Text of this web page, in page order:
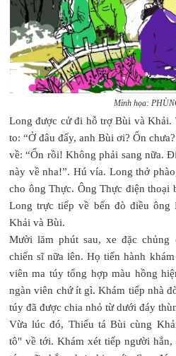
Minh họa:
Long được cử đi hỗ trợ Bùi và Khải.
to: “Ở đâu đấy, anh Bùi ơi? Ổn
về: “Ổn rồi! Không phải sang nữa.
này về nha!”. Hú vía. Long thở
cho ông Thực. Ông Thực điện thoại
Long trực tiếp về bến đò điều ông
Khải và Bùi.
Mười lăm phút sau, xe đặc chủng
chiến sĩ nữa lên. Họ tiến hành
viên ma túy tổng hợp màu hồng
ngàn viên chứ ít gì. Khám tiếp nhà
túy đã được chia nhỏ từ dưới đáy
Vừa lúc đó, Thiếu tá Bùi cùng
tô" về tới. Khám xét tiếp người